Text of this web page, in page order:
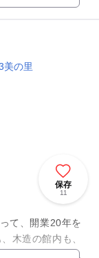
保存
11
て、開業20年を
木造の館内も、
た時間が流れて